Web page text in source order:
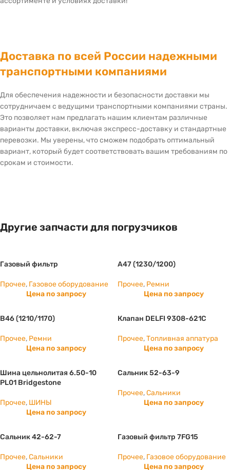
Доставка по всей России надежными
транспортными компаниями
Для обеспечения надежности и безопасности доставки мы
сотрудничаем с ведущими транспортными компаниями страны.
Это позволяет нам предлагать нашим клиентам различные
варианты доставки, включая экспресс-доставку и стандартные
перевозки. Мы уверены, что сможем подобрать оптимальный
вариант, который будет соответствовать вашим требованиям по
срокам и стоимости.
Другие запчасти для погрузчиков
Газовый фильтр
Прочее, Газовое оборудование
Цена по запросу
А47 (1230/1200)
Прочее, Ремни
Цена по запросу
B46 (1210/1170)
Прочее, Ремни
Цена по запросу
Клапан DELFI 9308-621C
Прочее,Топливная аппатура
Цена по запросу
Шина цельнолитая 6.50-10
PL01 Bridgestone
Прочее, ШИНЫ
Цена по запросу
Сальник 52-63-9
Прочее,Сальники
Цена по запросу
Сальник 42-62-7
Прочее,Сальники
Цена по запросу
Газовый фильтр 7FG15
Прочее, Газовое оборудование
Цена по запросу